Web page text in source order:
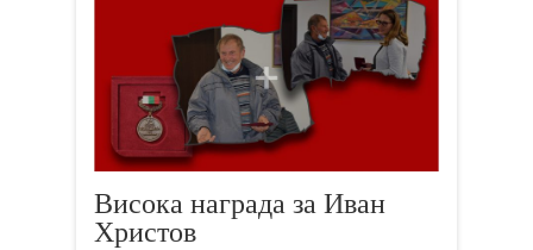
Висока награда за Иван
Христов